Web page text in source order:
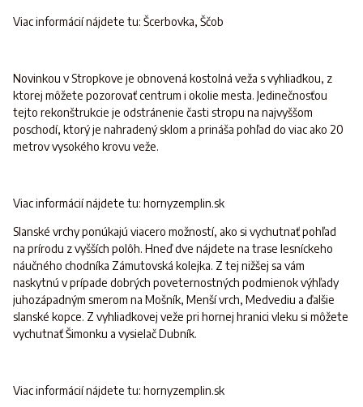
Viac informácií nájdete tu: Šcerbovka, Ščob
Novinkou v Stropkove je obnovená kostolná veža s vyhliadkou, z
ktorej môžete pozorovať centrum i okolie mesta. Jedinečnosťou
tejto rekonštrukcie je odstránenie časti stropu na najvyššom
poschodí, ktorý je nahradený sklom a prináša pohľad do viac ako 20
metrov vysokého krovu veže.
Viac informácií nájdete tu: hornyzemplin.sk
Slanské vrchy ponúkajú viacero možností, ako si vychutnať pohľad
na prírodu z vyšších polôh. Hneď dve nájdete na trase lesníckeho
náučného chodníka Zámutovská kolejka. Z tej nižšej sa vám
naskytnú v prípade dobrých poveternostných podmienok výhľady
juhozápadným smerom na Mošník, Menší vrch, Medvediu a ďalšie
slanské kopce. Z vyhliadkovej veže pri hornej hranici vleku si môžete
vychutnať Šimonku a vysielač Dubník.
Viac informácií nájdete tu: hornyzemplin.sk